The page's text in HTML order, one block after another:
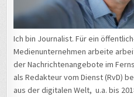
Ich bin Journalist. Für ein
Medienunternehmen arbeite
der Nachrichtenangebote im
als Redakteur vom Dienst (RvD)
aus der digitalen Welt, u.a. bis